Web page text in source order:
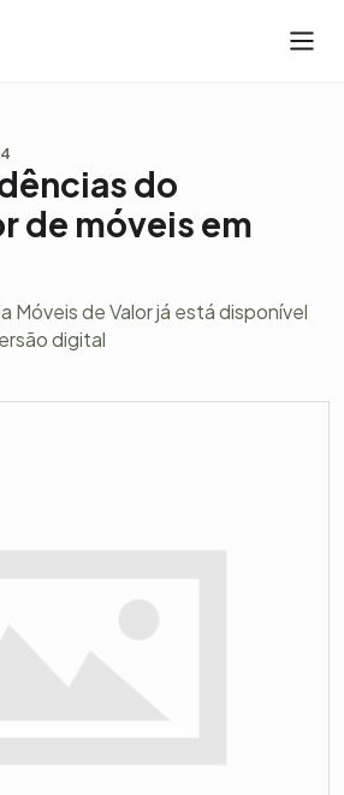
do
de móveis em
Móveis de Valor já está disponível
digital